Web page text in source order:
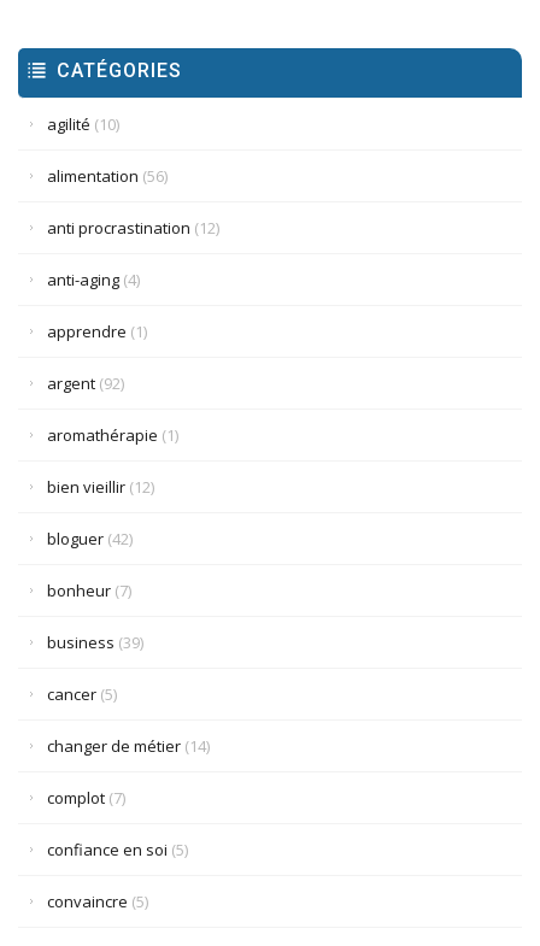
CATÉGORIES
agilité (10)
alimentation (56)
anti procrastination (12)
anti-aging (4)
apprendre (1)
argent (92)
aromathérapie (1)
bien vieillir (12)
bloguer (42)
bonheur (7)
business (39)
cancer (5)
changer de métier (14)
complot (7)
confiance en soi (5)
convaincre (5)